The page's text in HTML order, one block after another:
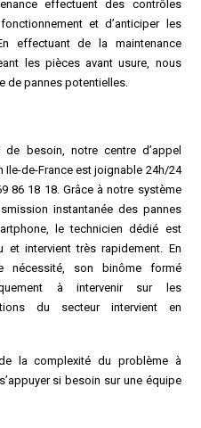
effectuent des contrôles
et d’anticiper les
effectuant de la maintenance
les pièces avant usure, nous
de pannes potentielles.
de besoin, notre centre d’appel
Ile-de-France est joignable 24h/24
86 18 18. Grâce à notre système
instantanée des pannes
le technicien dédié est
et intervient très rapidement. En
nécessité, son binôme formé
à intervenir sur les
du secteur intervient en
la complexité du problème à
si besoin sur une équipe